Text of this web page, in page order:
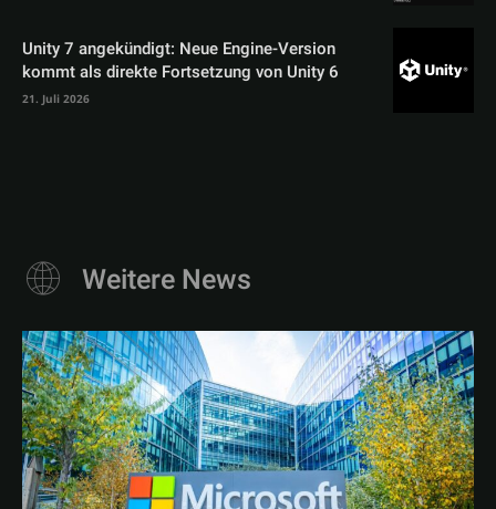
Unity 7 angekündigt: Neue Engine-Version
kommt als direkte Fortsetzung von Unity 6
21. Juli 2026
Weitere News